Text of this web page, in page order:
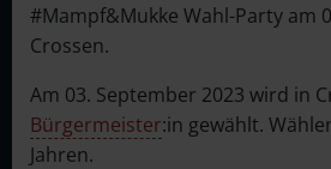
#Mampf&Mukke Wahl-Party am
Crossen.
Am 03. September 2023 wird in
Bürgermeister:in gewählt.
Jahren.